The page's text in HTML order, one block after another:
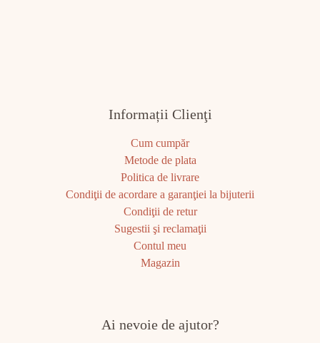
Informații Clienţi
Cum cumpăr
Metode de plata
Politica de livrare
Condiţii de acordare a garanţiei la bijuterii
Condiţii de retur
Sugestii şi reclamaţii
Contul meu
Magazin
Ai nevoie de ajutor?